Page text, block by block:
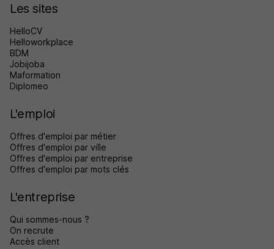
Les sites
HelloCV
Helloworkplace
BDM
Jobijoba
Maformation
Diplomeo
L'emploi
Offres d'emploi par métier
Offres d'emploi par ville
Offres d'emploi par entreprise
Offres d'emploi par mots clés
L'entreprise
Qui sommes-nous ?
On recrute
Accès client